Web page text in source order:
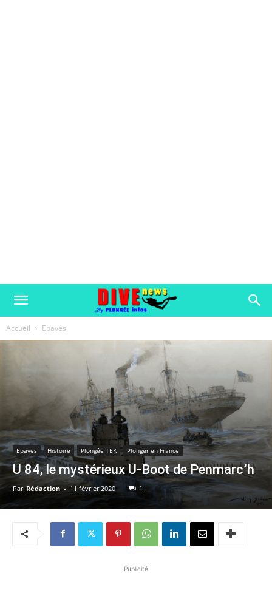
Accueil Epaves
Epaves Histoire Plongée TEK Plonger en France
U 84, le mystérieux U-Boot de Penmarc’h
Par Rédaction - 11 février 2020 1
Publicité